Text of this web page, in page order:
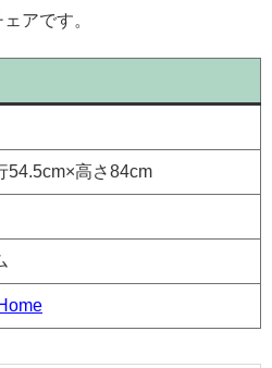
アです。
54.5cm×高さ84cm